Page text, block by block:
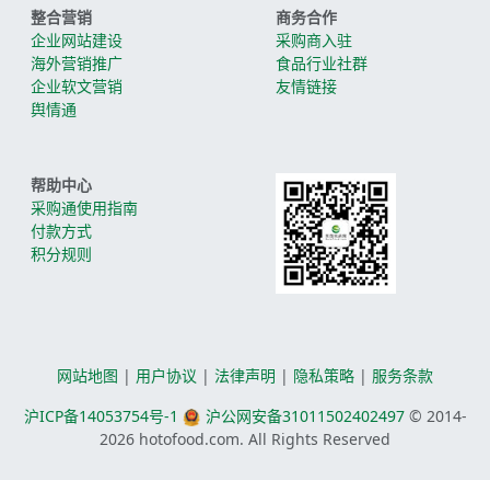
整合营销
企业网站建设
海外营销推广
企业软文营销
舆情通
商务合作
采购商入驻
食品行业社群
友情链接
帮助中心
采购通使用指南
付款方式
积分规则
网站地图 | 用户协议 | 法律声明 | 隐私策略 | 服务条款
沪ICP备14053754号-1
沪公网安备31011502402497© 2014-
2026 hotofood.com. All Rights Reserved